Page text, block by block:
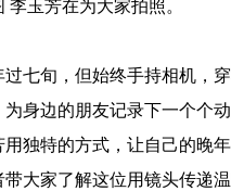
玉芳在为大家拍照。
旬，但始终手持相机，穿
为身边的朋友记录下一个个
独特的方式，让自己的晚年
大家了解这位用镜头传递温